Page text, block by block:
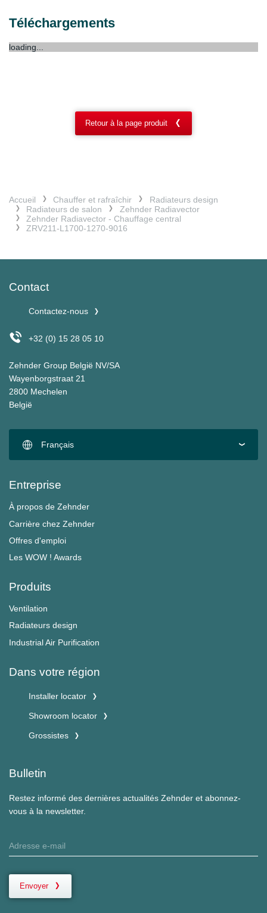
Téléchargements
loading...
Retour à la page produit
Accueil Chauffer et rafraîchir
Radiateurs design
Radiateurs de salon
Zehnder Radiavector
Zehnder Radiavector - Chauffage central
ZRV211-L1700-1270-9016
Contact
Contactez-nous
+32 (0) 15 28 05 10
Zehnder Group België NV/SA
Wayenborgstraat 21
2800 Mechelen
België
Français
Entreprise
À propos de Zehnder
Carrière chez Zehnder
Offres d'emploi
Les WOW ! Awards
Produits
Ventilation
Radiateurs design
Industrial Air Purification
Dans votre région
Installer locator
Showroom locator
Grossistes
Bulletin
Restez informé des dernières actualités Zehnder et abonnez-
vous à la newsletter.
Envoyer